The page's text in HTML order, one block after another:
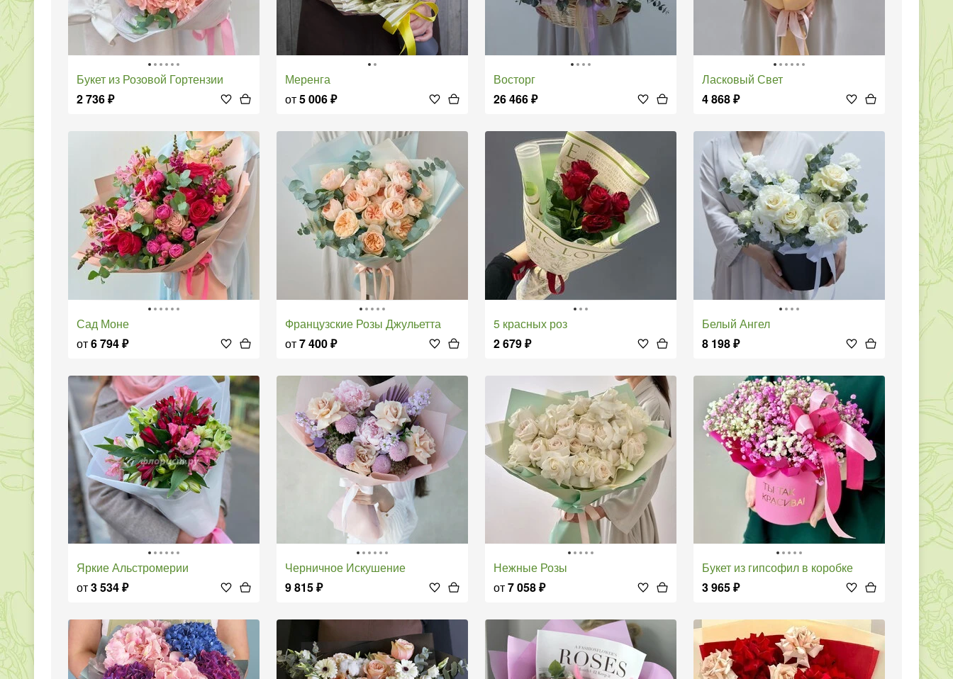
Букет из Розовой Гортензии
2 736₽
Меренга
от5 006₽
Восторг
26 466₽
Ласковый Свет
4 868₽
Сад Моне
от6 794₽
Французские Розы Джульетта
от7 400₽
5 красных роз
2 679₽
Белый Ангел
8 198₽
Яркие Альстромерии
от3 534₽
Черничное Искушение
9 815₽
Нежные Розы
от7 058₽
Букет из гипсофил в коробке
3 965₽